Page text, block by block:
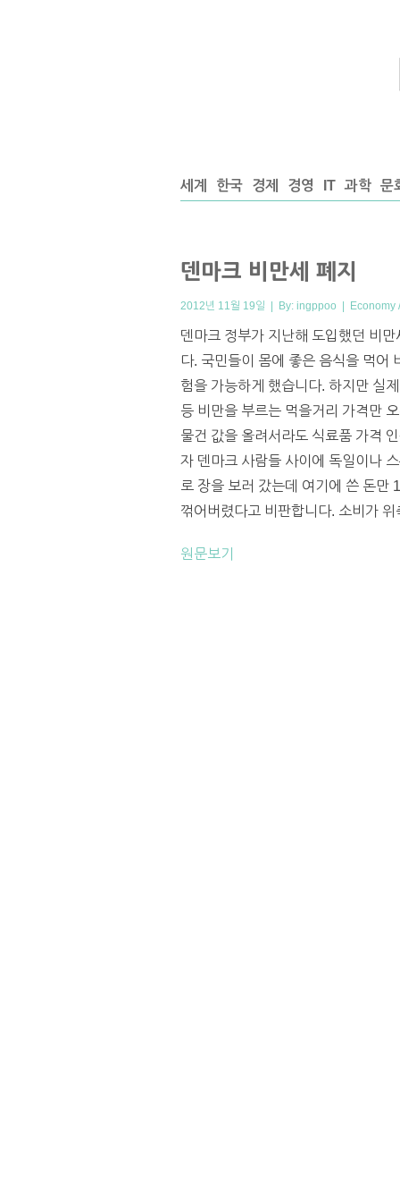
세계 한국 경제 경영 IT 과학 문
덴마크 비만세 폐지
2012년 11월 19일 | By: ingppoo | Economy
덴마크 정부가 지난해 도입했던 비
다. 국민들이 몸에 좋은 음식을 먹어
험을 가능하게 했습니다. 하지만 실
등 비만을 부르는 먹을거리 가격만
물건 값을 올려서라도 식료품 가격
자 덴마크 사람들 사이에 독일이나
로 장을 보러 갔는데 여기에 쓴 돈만
꺾어버렸다고 비판합니다. 소비가
원문보기